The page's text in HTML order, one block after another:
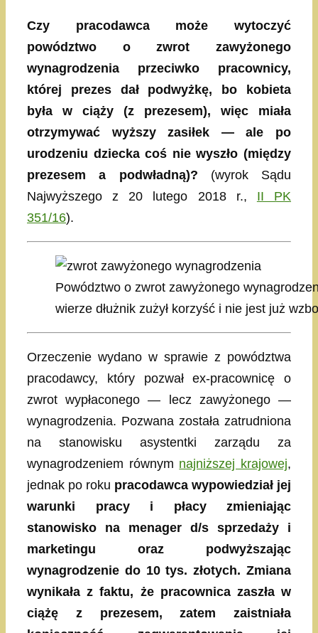
Czy pracodawca może wytoczyć
powództwo o zwrot zawyżonego
wynagrodzenia przeciwko pracownicy,
której prezes dał podwyżkę, bo kobieta
była w ciąży (z prezesem), więc miała
otrzymywać wyższy zasiłek — ale po
urodzeniu dziecka coś nie wyszło (między
prezesem a podwładną)? (wyrok Sądu
Najwyższego z 20 lutego 2018 r., II PK
351/16).
Powództwo o zwrot zawyżonego
wierze dłużnik zużył korzyść i nie jest już
Orzeczenie wydano w sprawie z powództwa
pracodawcy, który pozwał ex-pracownicę o
zwrot wypłaconego — lecz zawyżonego —
wynagrodzenia. Pozwana została zatrudniona
na stanowisku asystentki zarządu za
wynagrodzeniem równym najniższej krajowej,
jednak po roku pracodawca wypowiedział jej
warunki pracy i płacy zmieniając
stanowisko na menager d/s sprzedaży i
marketingu oraz podwyższając
wynagrodzenie do 10 tys. złotych. Zmiana
wynikała z faktu, że pracownica zaszła w
ciążę z prezesem, zatem zaistniała